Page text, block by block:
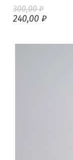
300,00 ₽
240,00 ₽